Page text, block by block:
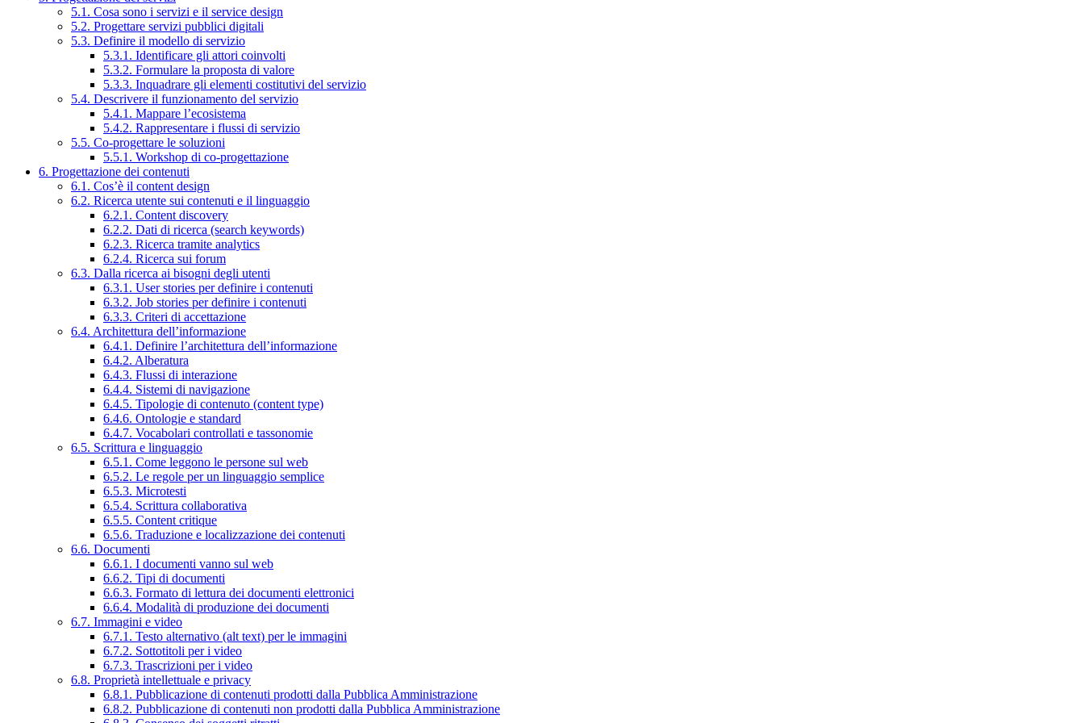
5.1. Cosa sono i servizi e il service design
5.2. Progettare servizi pubblici digitali
5.3. Definire il modello di servizio
5.3.1. Identificare gli attori coinvolti
5.3.2. Formulare la proposta di valore
5.3.3. Inquadrare gli elementi costitutivi del servizio
5.4. Descrivere il funzionamento del servizio
5.4.1. Mappare l’ecosistema
5.4.2. Rappresentare i flussi di servizio
5.5. Co-progettare le soluzioni
5.5.1. Workshop di co-progettazione
6. Progettazione dei contenuti
6.1. Cos’è il content design
6.2. Ricerca utente sui contenuti e il linguaggio
6.2.1. Content discovery
6.2.2. Dati di ricerca (search keywords)
6.2.3. Ricerca tramite analytics
6.2.4. Ricerca sui forum
6.3. Dalla ricerca ai bisogni degli utenti
6.3.1. User stories per definire i contenuti
6.3.2. Job stories per definire i contenuti
6.3.3. Criteri di accettazione
6.4. Architettura dell’informazione
6.4.1. Definire l’architettura dell’informazione
6.4.2. Alberatura
6.4.3. Flussi di interazione
6.4.4. Sistemi di navigazione
6.4.5. Tipologie di contenuto (content type)
6.4.6. Ontologie e standard
6.4.7. Vocabolari controllati e tassonomie
6.5. Scrittura e linguaggio
6.5.1. Come leggono le persone sul web
6.5.2. Le regole per un linguaggio semplice
6.5.3. Microtesti
6.5.4. Scrittura collaborativa
6.5.5. Content critique
6.5.6. Traduzione e localizzazione dei contenuti
6.6. Documenti
6.6.1. I documenti vanno sul web
6.6.2. Tipi di documenti
6.6.3. Formato di lettura dei documenti elettronici
6.6.4. Modalità di produzione dei documenti
6.7. Immagini e video
6.7.1. Testo alternativo (alt text) per le immagini
6.7.2. Sottotitoli per i video
6.7.3. Trascrizioni per i video
6.8. Proprietà intellettuale e privacy
6.8.1. Pubblicazione di contenuti prodotti dalla Pubblica Amministrazione
6.8.2. Pubblicazione di contenuti non prodotti dalla Pubblica Amministrazione